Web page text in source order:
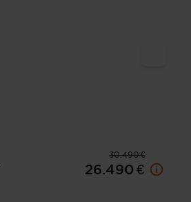
30.490 €
26.490 €